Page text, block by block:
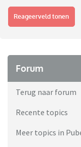
Reageerveld tonen
Forum
Terug naar forum
Recente topics
Meer topics in